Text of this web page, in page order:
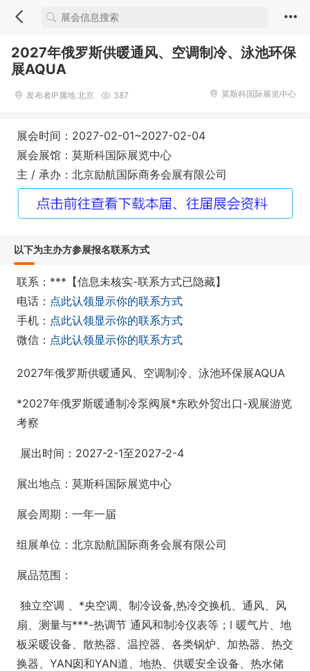
2027年俄罗斯供暖通风、空调制冷、泳池环保
展AQUA
发布者IP属地 北京 387 莫斯科国际展览中心
展会时间：2027-02-01~2027-02-04
展会展馆：莫斯科国际展览中心
主 / 承办：北京励航国际商务会展有限公司
以下为主办方参展报名联系方式
联系：***【信息未核实-联系方式已隐藏】
电话： 点此认领显示你的联系方式
手机： 点此认领显示你的联系方式
微信： 点此认领显示你的联系方式
2027年俄罗斯供暖通风、空调制冷、泳池环保展AQUA
*2027年俄罗斯暖通制冷泵阀展*东欧外贸出口-观展游览
考察
展出时间：2027-2-1至2027-2-4
展出地点：莫斯科国际展览中心
展会周期：一年一届
组展单位：北京励航国际商务会展有限公司
展品范围：
独立空调 、*央空调、制冷设备,热冷交换机、通风、风
扇、测量与***-热调节 通风和制冷仪表等；l 暖气片、地
板采暖设备、散热器、温控器、各类锅炉、加热器、热交
换器、YAN囱和YAN道、地热、供暖安全设备、热水储